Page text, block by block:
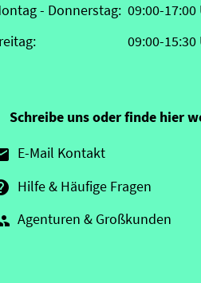
- Donnerstag: 09:00-17:00
09:00-15:30
Schreibe uns oder finde hier
E-Mail Kontakt
Hilfe & Häufige Fragen
Agenturen & Großkunden